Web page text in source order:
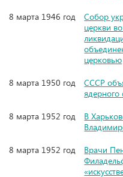
8 марта 1946 год
Собор
церкви
церковью
8 марта 1950 год
СССР
ядерного
8 марта 1952 год
В
8 марта 1952 год
Врачи